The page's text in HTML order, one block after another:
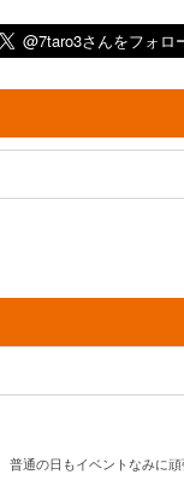
普通の日もイベントなみに